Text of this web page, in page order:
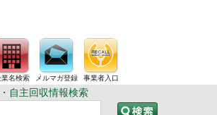
業名検索 メルマガ登録 事業者入口
自主回収情報検索